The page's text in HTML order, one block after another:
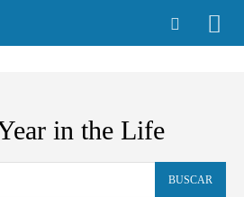
in the Life
BUSCAR